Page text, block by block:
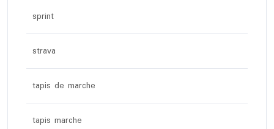
sprint
strava
tapis de marche
tapis marche